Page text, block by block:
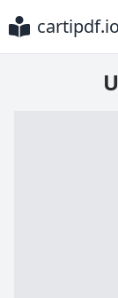
cartipdf.io